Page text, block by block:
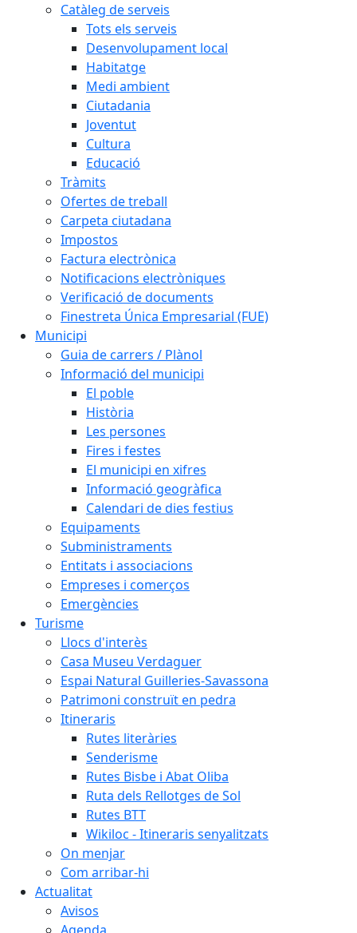
Catàleg de serveis
Tots els serveis
Desenvolupament local
Habitatge
Medi ambient
Ciutadania
Joventut
Cultura
Educació
Tràmits
Ofertes de treball
Carpeta ciutadana
Impostos
Factura electrònica
Notificacions electròniques
Verificació de documents
Finestreta Única Empresarial (FUE)
Municipi
Guia de carrers / Plànol
Informació del municipi
El poble
Història
Les persones
Fires i festes
El municipi en xifres
Informació geogràfica
Calendari de dies festius
Equipaments
Subministraments
Entitats i associacions
Empreses i comerços
Emergències
Turisme
Llocs d'interès
Casa Museu Verdaguer
Espai Natural Guilleries-Savassona
Patrimoni construït en pedra
Itineraris
Rutes literàries
Senderisme
Rutes Bisbe i Abat Oliba
Ruta dels Rellotges de Sol
Rutes BTT
Wikiloc - Itineraris senyalitzats
On menjar
Com arribar-hi
Actualitat
Avisos